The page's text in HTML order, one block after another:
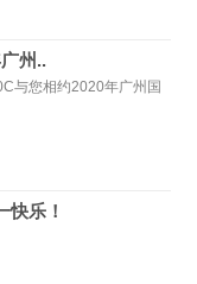
州..
与您相约2020年广州国
快乐！